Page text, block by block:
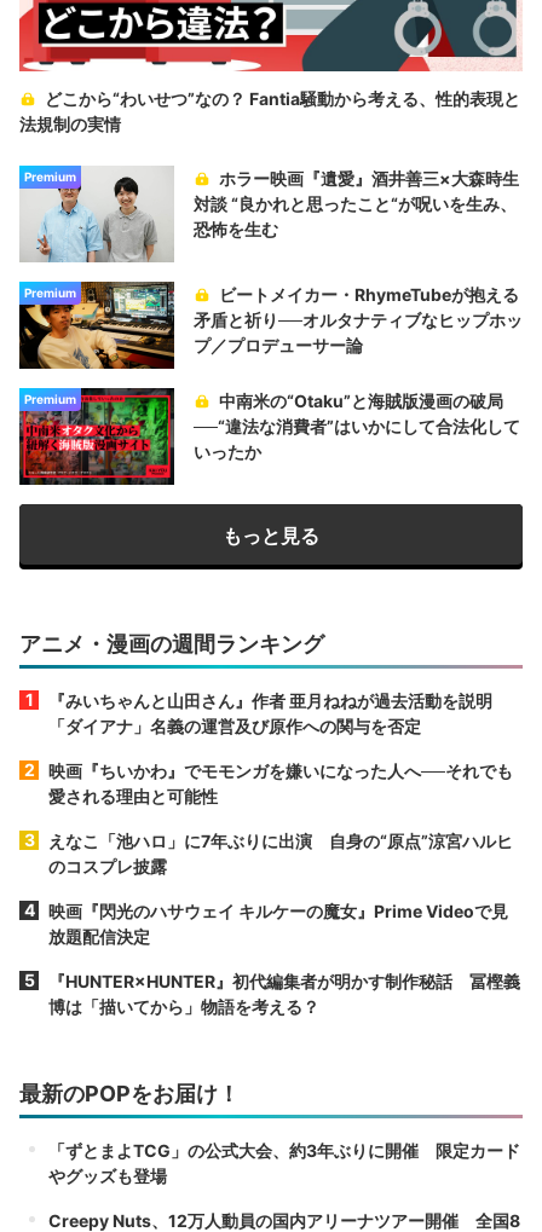
どこから“わいせつ”なの？ Fantia騒動から考える、性的表現と
法規制の実情
Premium
ホラー映画『遺愛』酒井善三×大森時生
対談 “良かれと思ったこと“が呪いを生み、
恐怖を生む
Premium
ビートメイカー・RhymeTubeが抱える
矛盾と祈り──オルタナティブなヒップホッ
プ／プロデューサー論
Premium
中南米の“Otaku”と海賊版漫画の破局
──“違法な消費者”はいかにして合法化して
いったか
もっと見る
アニメ・漫画の週間ランキング
『みいちゃんと山田さん』作者 亜月ねねが過去活動を説明
「ダイアナ」名義の運営及び原作への関与を否定
映画『ちいかわ』でモモンガを嫌いになった人へ──それでも
愛される理由と可能性
えなこ「池ハロ」に7年ぶりに出演 自身の“原点”涼宮ハルヒ
のコスプレ披露
映画『閃光のハサウェイ キルケーの魔女』Prime Videoで見
放題配信決定
『HUNTER×HUNTER』初代編集者が明かす制作秘話 冨樫義
博は「描いてから」物語を考える？
最新のPOPをお届け！
「ずとまよTCG」の公式大会、約3年ぶりに開催 限定カード
やグッズも登場
Creepy Nuts、12万人動員の国内アリーナツアー開催 全国8